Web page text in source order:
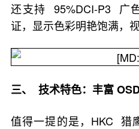
还支持 95%DCI-P3 广
证，显示色彩明艳饱满，
三、 技术特色：丰富
值得一提的是，HKC 猎